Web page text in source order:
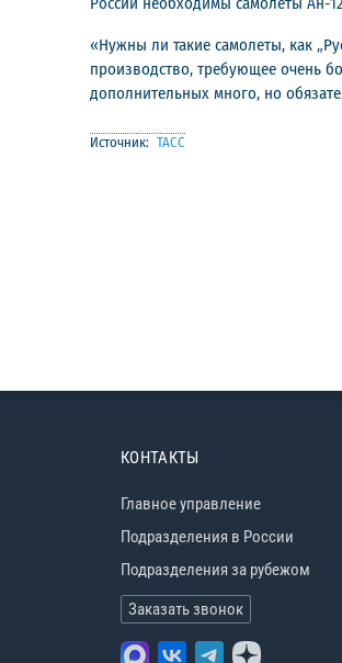
«Нужны ли такие самолеты, как
производство, требующее очень
дополнительных много, но
Источник: ТАСС
КОНТАКТЫ
Главное управление
Подразделения в России
Подразделения за рубежом
Заказать звонок